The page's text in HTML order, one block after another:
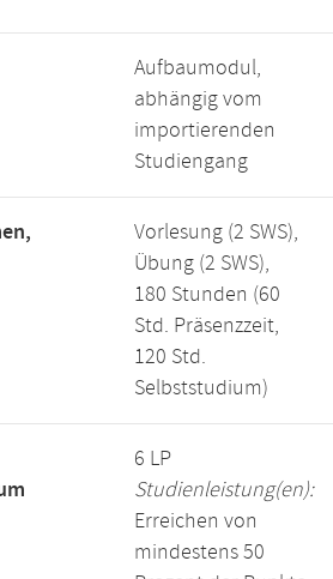
Aufbaumodul,
abhängig vom
importierenden
Studiengang
Vorlesung (2 SWS),
Übung (2 SWS),
180 Stunden (60
Std. Präsenzzeit,
120 Std.
Selbststudium)
6 LP
Studienleistung(en):
Erreichen von
mindestens 50